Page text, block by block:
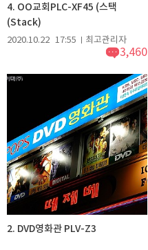
4. OO교회PLC-XF45 (스택
(Stack)
2020.10.22 17:55 최고관리자
3,460
2. DVD영화관 PLV-Z3